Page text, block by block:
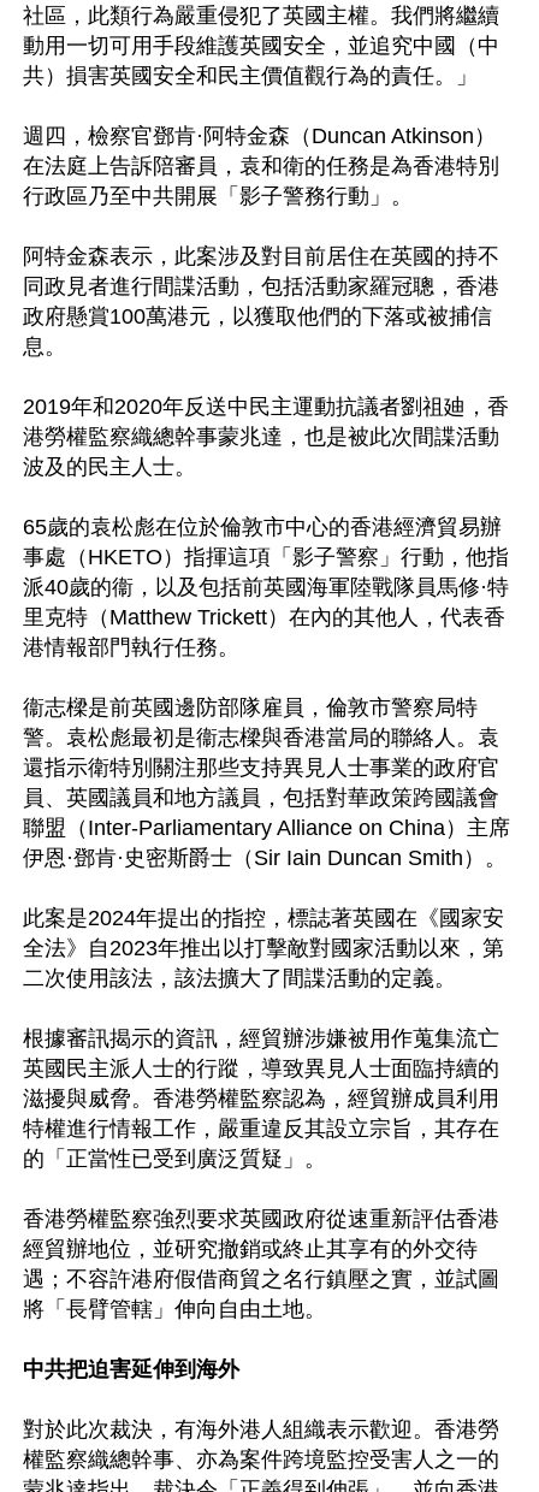
社區，此類行為嚴重侵犯了英國主權。我們將繼續
動用一切可用手段維護英國安全，並追究中國（中
共）損害英國安全和民主價值觀行為的責任。」
週四，檢察官鄧肯·阿特金森（Duncan Atkinson）
在法庭上告訴陪審員，袁和衛的任務是為香港特別
行政區乃至中共開展「影子警務行動」。
阿特金森表示，此案涉及對目前居住在英國的持不
同政見者進行間諜活動，包括活動家羅冠聰，香港
政府懸賞100萬港元，以獲取他們的下落或被捕信
息。
2019年和2020年反送中民主運動抗議者劉祖廸，香
港勞權監察織總幹事蒙兆達，也是被此次間諜活動
波及的民主人士。
65歲的袁松彪在位於倫敦市中心的香港經濟貿易辦
事處（HKETO）指揮這項「影子警察」行動，他指
派40歲的衞，以及包括前英國海軍陸戰隊員馬修·特
里克特（Matthew Trickett）在內的其他人，代表香
港情報部門執行任務。
衞志樑是前英國邊防部隊雇員，倫敦市警察局特
警。袁松彪最初是衞志樑與香港當局的聯絡人。袁
還指示衛特別關注那些支持異見人士事業的政府官
員、英國議員和地方議員，包括對華政策跨國議會
聯盟（Inter-Parliamentary Alliance on China）主席
伊恩·鄧肯·史密斯爵士（Sir Iain Duncan Smith）。
此案是2024年提出的指控，標誌著英國在《國家安
全法》自2023年推出以打擊敵對國家活動以來，第
二次使用該法，該法擴大了間諜活動的定義。
根據審訊揭示的資訊，經貿辦涉嫌被用作蒐集流亡
英國民主派人士的行蹤，導致異見人士面臨持續的
滋擾與威脅。香港勞權監察認為，經貿辦成員利用
特權進行情報工作，嚴重違反其設立宗旨，其存在
的「正當性已受到廣泛質疑」。
香港勞權監察強烈要求英國政府從速重新評估香港
經貿辦地位，並研究撤銷或終止其享有的外交待
遇；不容許港府假借商貿之名行鎮壓之實，並試圖
將「長臂管轄」伸向自由土地。
中共把迫害延伸到海外
對於此次裁決，有海外港人組織表示歡迎。香港勞
權監察織總幹事、亦為案件跨境監控受害人之一的